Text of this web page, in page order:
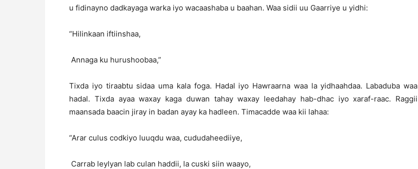
u fidinayno dadkayaga warka iyo wacaashaba u baahan. Waa sidii uu Gaarriye u yidhi:
“Hilinkaan iftiinshaa,
Annaga ku hurushoobaa,”
Tixda iyo tiraabtu sidaa uma kala foga. Hadal iyo Hawraarna waa la yidhaahdaa. Labaduba waa
hadal. Tixda ayaa waxay kaga duwan tahay waxay leedahay hab-dhac iyo xaraf-raac. Raggii
maansada baacin jiray in badan ayay ka hadleen. Timacadde waa kii lahaa:
“Arar culus codkiyo luuqdu waa, cududaheediiye,
Carrab leylyan lab culan haddii, la cuski siin waayo,